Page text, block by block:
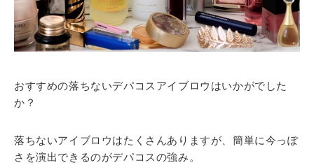
おすすめの落ちないデパコスアイブロウはいかがでした
か？
落ちないアイブロウはたくさんありますが、簡単に今っぽ
さを演出できるのがデパコスの強み。